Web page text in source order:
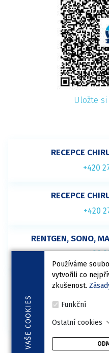
VAŠE
COOKIES
Používáme
vytvořili co
zkušenost.
Funkční
Ostatní cookies
Uložte
RECEPCE
+420
RECEPCE
+420
RENTGEN, SONO,
+420